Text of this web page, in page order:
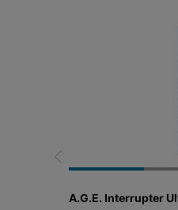
A.G.E. Interrupter